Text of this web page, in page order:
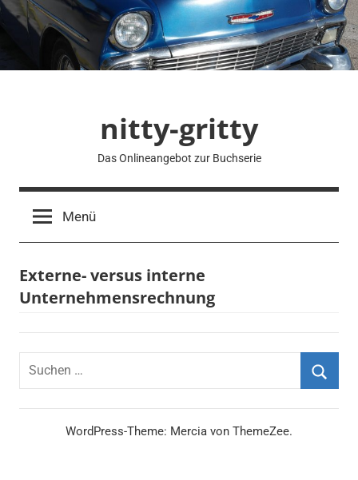
Zum
Inhalt
nitty-gritty
Das Onlineangebot zur Buchserie
Menü
Externe- versus interne
Unternehmensrechnung
Suchen
WordPress-Theme: Mercia von ThemeZee.